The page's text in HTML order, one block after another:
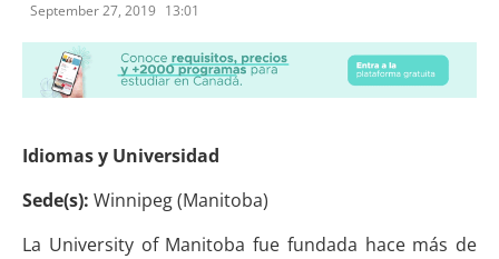
September 27, 2019 13:01
Idiomas y Universidad
Sede(s): Winnipeg (Manitoba)
La University of Manitoba fue fundada hace más de